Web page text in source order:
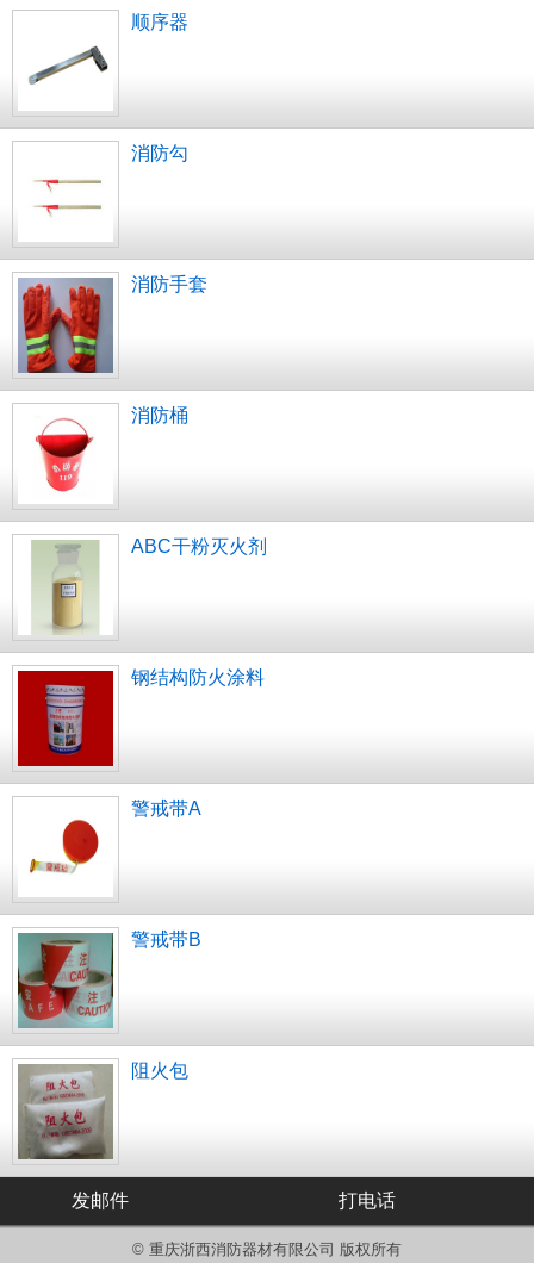
顺序器
消防勾
消防手套
消防桶
ABC干粉灭火剂
钢结构防火涂料
警戒带A
警戒带B
阻火包
发邮件 打电话
© 重庆浙西消防器材有限公司 版权所有